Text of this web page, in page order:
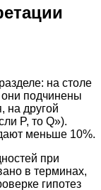
на столе
подчинены
на другой
P, то Q»).
меньше 10%.
при
в терминах,
гипотез